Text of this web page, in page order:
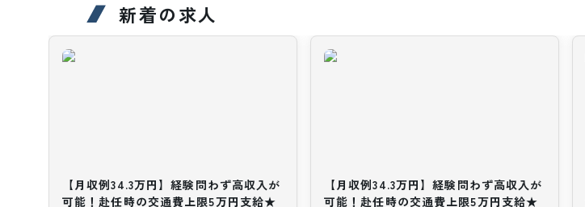
新着の求人
【月収例34.3万円】経験問わず高収入が
可能！赴任時の交通費上限5万円支給★
【月収例34.3万円】経験問わず高収入が
可能！赴任時の交通費上限5万円支給★